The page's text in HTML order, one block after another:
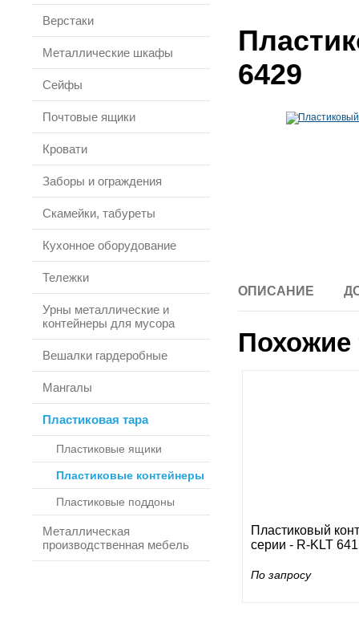
Верстаки
Металлические шкафы
Сейфы
Почтовые ящики
Кровати
Заборы и ограждения
Скамейки, табуреты
Кухонное оборудование
Тележки
Урны металлические и
контейнеры для мусора
Вешалки гардеробные
Мангалы
Пластиковая тара
Пластиковые ящики
Пластиковые контейнеры
Пластиковые поддоны
Металлическая
производственная мебель
6429
ОПИСАНИЕ
Пластиковый
серии - R-KLT
По запросу